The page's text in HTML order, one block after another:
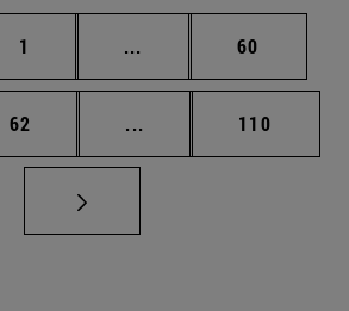
Página
1 ... Páginas intermedias
Página
60
Página
62 ... Páginas intermedias
Página
110